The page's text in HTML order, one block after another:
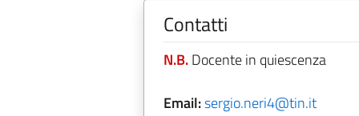
Contatti
N.B.Docente in quiescenza
Email:sergio.neri4@tin.it